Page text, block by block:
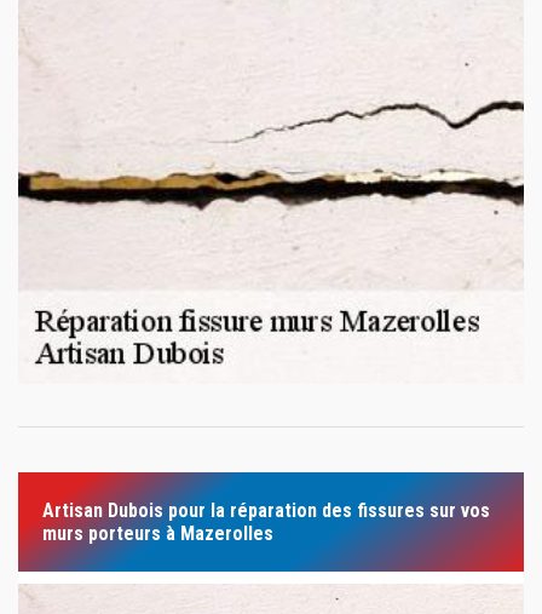
Artisan Dubois pour la réparation des fissures sur vos
murs porteurs à Mazerolles